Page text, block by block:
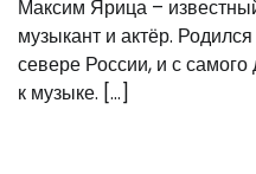
Максим Ярица –
музыкант и актёр.
севере России, и с
к музыке. […]